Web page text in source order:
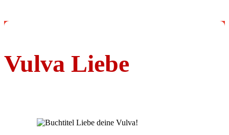
Vulva Liebe